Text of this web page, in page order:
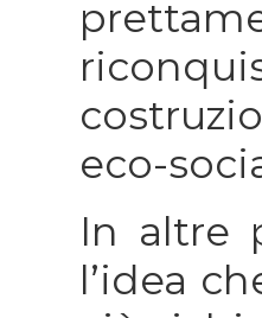
eco-
In altre
l’idea